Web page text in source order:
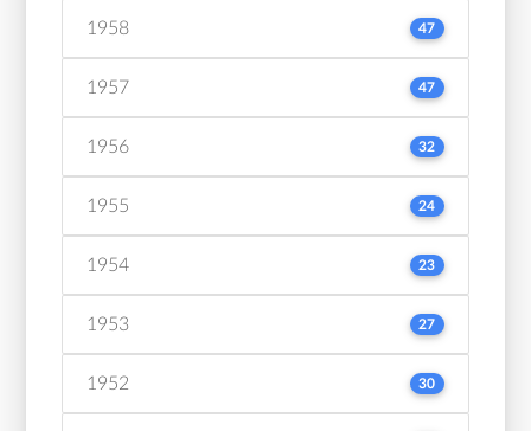
1958 47
1957 47
1956 32
1955 24
1954 23
1953 27
1952 30